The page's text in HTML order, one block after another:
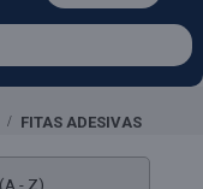
FITAS ADESIVAS